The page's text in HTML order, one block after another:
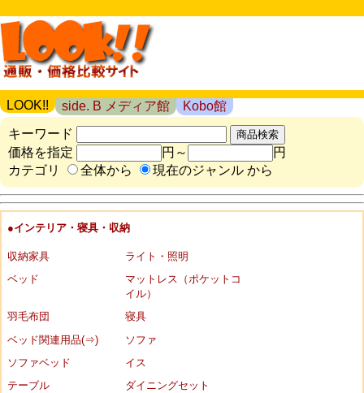
LOOK!! side. B メディア館
Kobo館
キーワード
価格を指定
円～
円
カテゴリ
全体から 現在のジャンル から
●インテリア・寝具・収納
収納家具
ライト・照明
ベッド
マットレス（ポケットコ
イル）
羽毛布団
寝具
ベッド関連用品(⇒)
ソファ
ソファベッド
イス
テーブル
ダイニングセット